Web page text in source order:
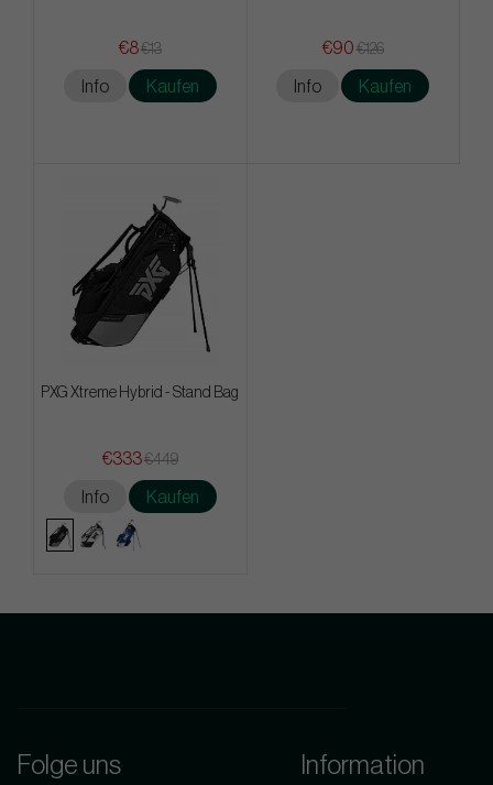
€8€13
Info Kaufen
€90 €126
Info Kaufen
PXG Xtreme Hybrid - Stand Bag
€333€449
Info Kaufen
Folge uns Information